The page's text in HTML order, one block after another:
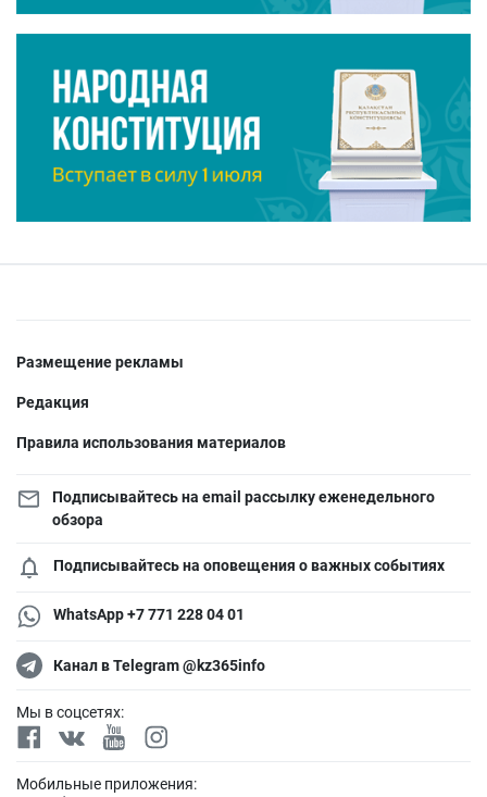
Размещение рекламы
Редакция
Правила использования материалов
Подписывайтесь на email рассылку еженедельного
обзора
Подписывайтесь на оповещения о важных событиях
WhatsApp +7 771 228 04 01
Канал в Telegram @kz365info
Мы в соцсетях:
Мобильные приложения: